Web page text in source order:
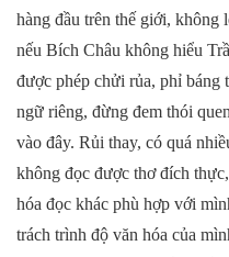
hàng đầu trên thế giới, không
nếu Bích Châu không hiểu
được phép chửi rủa, phỉ báng
ngữ riêng, đừng đem thói
vào đây. Rủi thay, có quá
không đọc được thơ đích
hóa đọc khác phù hợp với
trách trình độ văn hóa của